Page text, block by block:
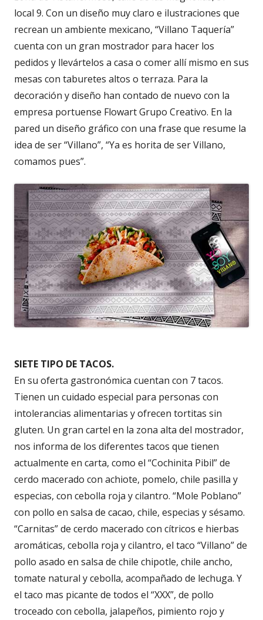
local 9. Con un diseño muy claro e ilustraciones que
recrean un ambiente mexicano, “Villano Taquería”
cuenta con un gran mostrador para hacer los
pedidos y llevártelos a casa o comer allí mismo en sus
mesas con taburetes altos o terraza. Para la
decoración y diseño han contado de nuevo con la
empresa portuense Flowart Grupo Creativo. En la
pared un diseño gráfico con una frase que resume la
idea de ser “Villano”, “Ya es horita de ser Villano,
comamos pues”.
SIETE TIPO DE TACOS.
En su oferta gastronómica cuentan con 7 tacos.
Tienen un cuidado especial para personas con
intolerancias alimentarias y ofrecen tortitas sin
gluten. Un gran cartel en la zona alta del mostrador,
nos informa de los diferentes tacos que tienen
actualmente en carta, como el “Cochinita Pibil” de
cerdo macerado con achiote, pomelo, chile pasilla y
especias, con cebolla roja y cilantro. “Mole Poblano”
con pollo en salsa de cacao, chile, especias y sésamo.
“Carnitas” de cerdo macerado con cítricos e hierbas
aromáticas, cebolla roja y cilantro, el taco “Villano” de
pollo asado en salsa de chile chipotle, chile ancho,
tomate natural y cebolla, acompañado de lechuga. Y
el taco mas picante de todos el “XXX”, de pollo
troceado con cebolla, jalapeños, pimiento rojo y